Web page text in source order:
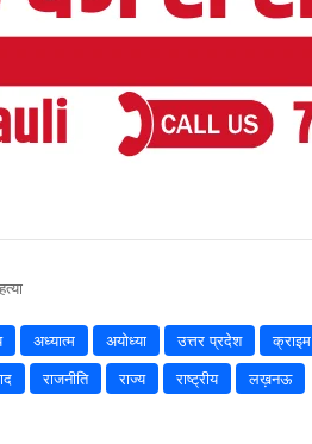
अध्यात्म अयोध्या उत्तर प्रदेश
क्राइम
राजनीति राज्य राष्ट्रीय
लख़नऊ